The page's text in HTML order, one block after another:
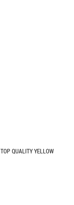
QUALITY YELLOW